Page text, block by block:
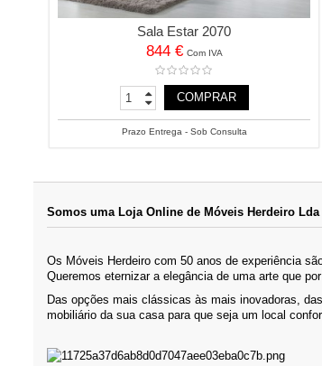
Sala Estar 2070
844 € Com IVA
COMPRAR
Prazo Entrega - Sob Consulta
Somos uma Loja Online de Móveis Herdeiro Lda
Os Móveis Herdeiro com 50 anos de experiência
Queremos eternizar a elegância de uma arte que
Das opções mais clássicas às mais inovadoras,
mobiliário da sua casa para que seja um local